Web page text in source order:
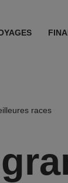
races